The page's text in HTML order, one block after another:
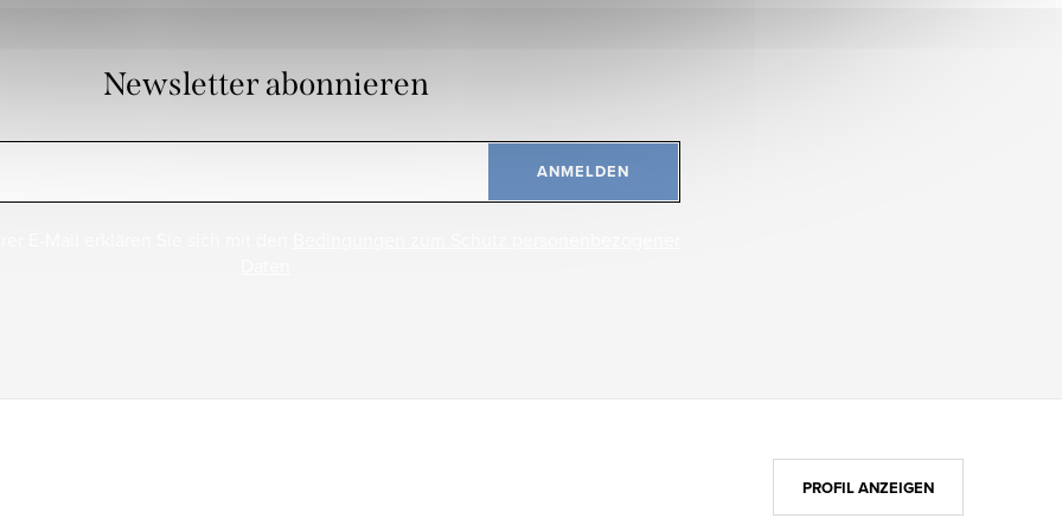
Newsletter abonnieren
ANMELDEN
PROFIL ANZEIGEN